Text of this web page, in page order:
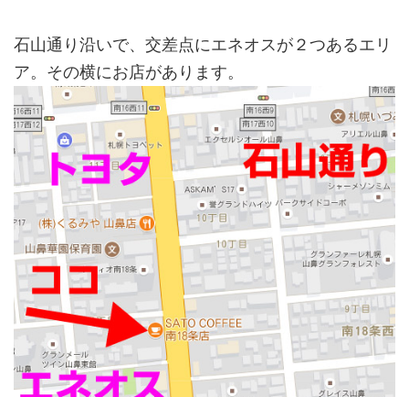
石山通り沿いで、交差点にエネオスが２つあるエリ
ア。その横にお店があります。